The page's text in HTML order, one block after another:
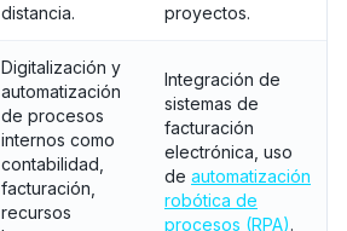
distancia.
proyectos.
Digitalización y
automatización
de procesos
internos como
contabilidad,
facturación,
recursos
Integración de
sistemas de
facturación
electrónica, uso
de automatización
robótica de
procesos (RPA).